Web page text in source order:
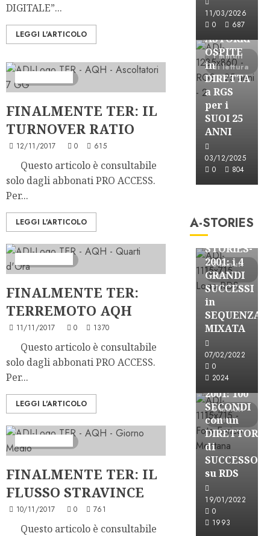
DIGITALE”...
LEGGI L'ARTICOLO
FINALMENTE TER: IL
TURNOVER RATIO
12/11/2017 0 615
Questo articolo è consultabile
solo dagli abbonati PRO ACCESS.
Per...
LEGGI L'ARTICOLO
FINALMENTE TER:
TERREMOTO AQH
11/11/2017 0 1370
Questo articolo è consultabile
solo dagli abbonati PRO ACCESS.
Per...
LEGGI L'ARTICOLO
FINALMENTE TER: IL
FLUSSO STRAVINCE
10/11/2017 0 761
Questo articolo è consultabile
11/03/2026
0
687
1 minuti
di lettura
Astorri News
FREE
ASTORRI
OSPITE
in
DIRETTA
a RGS
per i
SUOI 25
ANNI
03/12/2025
0
804
A-STORIES
3 minuti
letti
FREE
A-
STORIES-
2001: i 4
GRANDI
SUCCESSI
in
SEQUENZA
MIXATA
07/02/2022
0
2024
3 minuti
letti
A-Stories
FREE
A-
STORIES-
2001: 100
SECONDI
con un
DIRETTORE
di
SUCCESSO
su RDS
19/01/2022
0
1993
A-Stories